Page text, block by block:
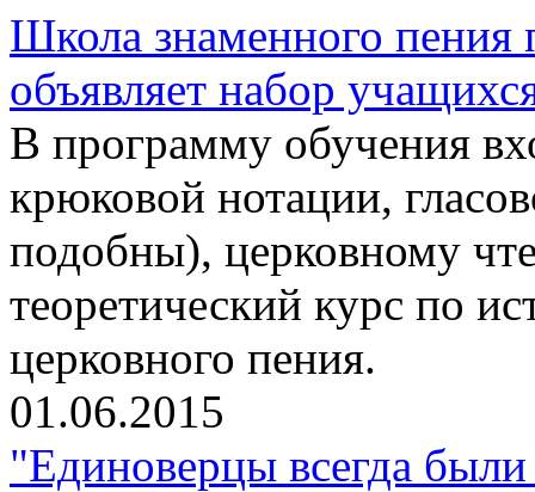
Школа знаменного
объявляет набор
В программу обучения
крюковой нотации,
подобны), церковному
теоретический курс по
церковного пения.
01.06.2015
"Единоверцы всегда